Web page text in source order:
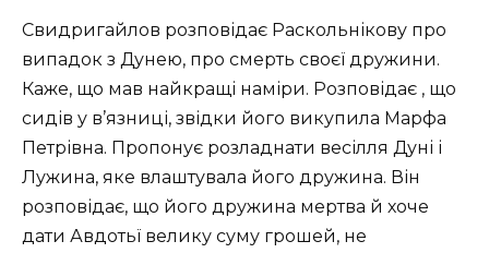
Свидригайлов розповідає Раскольнікову про
випадок з Дунею, про смерть своєї дружини.
Каже, що мав найкращі наміри. Розповідає , що
сидів у в’язниці, звідки його викупила Марфа
Петрівна. Пропонує розладнати весілля Дуні і
Лужина, яке влаштувала його дружина. Він
розповідає, що його дружина мертва й хоче
дати Авдотьї велику суму грошей, не